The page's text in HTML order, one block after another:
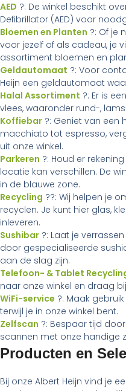
AED ?: De winkel beschikt
Defibrillator (AED) voor
Bloemen en Planten ?: Of je
voor jezelf of als cadeau, je
assortiment bloemen en
Geldautomaat ?: Voor
Heijn een geldautomaat
Halal Assortiment ?: Er is
vlees, waaronder rund-,
Koffiebar ?: Geniet van een
macchiato tot espresso,
uit onze winkel.
Parkeren ?: Houd er
locatie kan verschillen. De
in de blauwe zone.
Recycling ??: Wij helpen je
recyclen. Je kunt hier glas,
inleveren.
Sushibar ?: Laat je
door gespecialiseerde
aan de slag zijn.
Telefoon- & Tablet
naar onze winkel en draag
WiFi-service ?: Maak
terwijl je in onze winkel bent.
Zelfscan ?: Bespaar tijd
scannen met onze handige
Producten en
Bij onze Albert Heijn vind je